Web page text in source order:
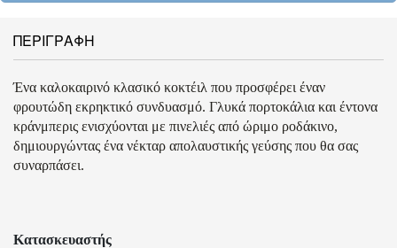
ΠΕΡΙΓΡΑΦΗ
Ένα καλοκαιρινό κλασικό κοκτέιλ που προσφέρει έναν
φρουτώδη εκρηκτικό συνδυασμό. Γλυκά πορτοκάλια και έντονα
κράνμπερις ενισχύονται με πινελιές από ώριμο ροδάκινο,
δημιουργώντας ένα νέκταρ απολαυστικής γεύσης που θα σας
συναρπάσει.
Κατασκευαστής